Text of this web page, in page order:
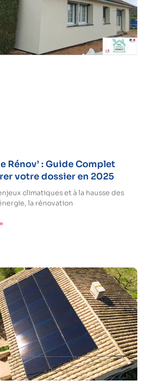
Rénov’ : Guide Complet
votre dossier en 2025
climatiques et à la hausse des
la rénovation